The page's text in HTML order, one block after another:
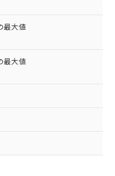
最大値
最大値
（10物質）の
可能な商品で